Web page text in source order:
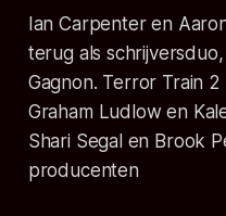
Ian Carpenter en
terug als
Gagnon. Terror Train 2
Graham Ludlow en
Shari Segal en Brook
producenten